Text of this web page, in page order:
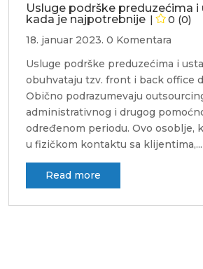
Usluge podrške preduzećima
kada je najpotrebnije
0 (0)
18. januar 2023. 0 Komentara
Usluge podrške preduzećima i
obuhvataju tzv. front i back office
Obično podrazumevaju
administrativnog i drugog
određenom periodu. Ovo osoblje,
u fizičkom kontaktu sa klijentima,...
read more